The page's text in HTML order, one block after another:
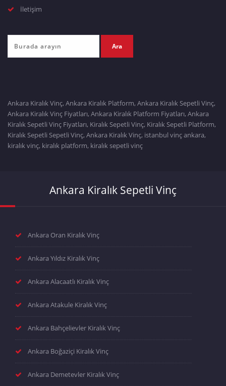
İletişim
Ankara Kiralık Vinç, Ankara Kiralık Platform, Ankara Kiralık Sepetli Vinç,
Ankara Kiralık Vinç Fiyatları, Ankara Kiralık Platform Fiyatları, Ankara
Kiralık Sepetli Vinç Fiyatları, Kiralık Sepetli Vinç, Kiralık Sepetli Platform,
Kiralık Sepetli Sepetli Vinç, Ankara Kiralık Vinç, istanbul vinç ankara,
kiralık vinç, kiralık platform, kiralık sepetli vinç
Ankara Kiralık Sepetli Vinç
Ankara Oran Kiralık Vinç
Ankara Yıldız Kiralık Vinç
Ankara Alacaatlı Kiralık Vinç
Ankara Atakule Kiralık Vinç
Ankara Bahçelievler Kiralık Vinç
Ankara Boğaziçi Kiralık Vinç
Ankara Demetevler Kiralık Vinç